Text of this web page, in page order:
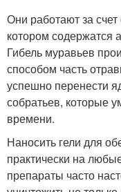
Они работают за
котором
Гибель муравьев
способом часть
успешно перенести
собратьев, которые
времени.
Наносить гели для
практически на
препараты часто